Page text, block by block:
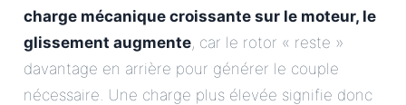
charge mécanique croissante sur le moteur, le
glissement augmente, car le rotor « reste »
davantage en arrière pour générer le couple
nécessaire. Une charge plus élevée signifie donc